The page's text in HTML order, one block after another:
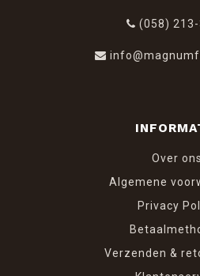
(058)
Over ons
Algemene
Privacy
Verzenden &